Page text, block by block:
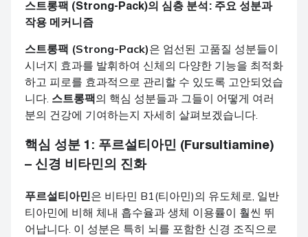
스트롱팩 (Strong-Pack)의 심층 분석: 주요 성분과
작용 메커니즘
스트롱팩 (Strong-Pack)은 엄선된 고품질 성분들이
시너지 효과를 발휘하여 신체의 다양한 기능을 최적화
하고 피로를 효과적으로 관리할 수 있도록 고안되었습
니다. 스트롱팩의 핵심 성분들과 그들이 어떻게 여러
분의 건강에 기여하는지 자세히 살펴보겠습니다.
핵심 성분 1: 푸르설티아민 (Fursultiamine)
– 신경 비타민의 진화
푸르설티아민은 비타민 B1(티아민)의 유도체로, 일반
티아민에 비해 체내 흡수율과 생체 이용률이 훨씬 뛰
어납니다. 이 성분은 특히 뇌를 포함한 신경 조직으로